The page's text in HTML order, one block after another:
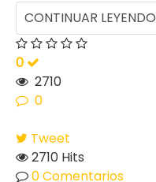
CONTINUAR LEYENDO
0
2710
0
Tweet
2710 Hits
0 Comentarios